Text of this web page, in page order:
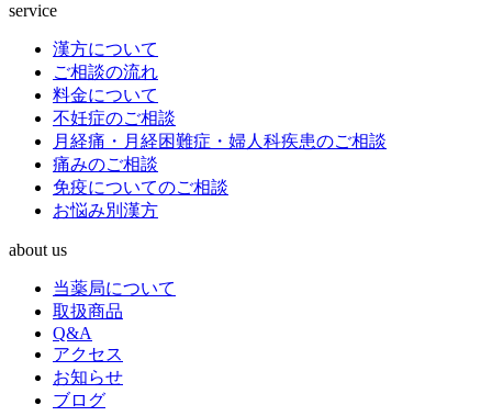
service
漢方について
ご相談の流れ
料金について
不妊症のご相談
月経痛・月経困難症・婦人科疾患のご相談
痛みのご相談
免疫についてのご相談
お悩み別漢方
about us
当薬局について
取扱商品
Q&A
アクセス
お知らせ
ブログ